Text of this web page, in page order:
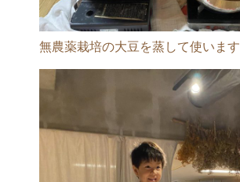
無農薬栽培の大豆を蒸して使います